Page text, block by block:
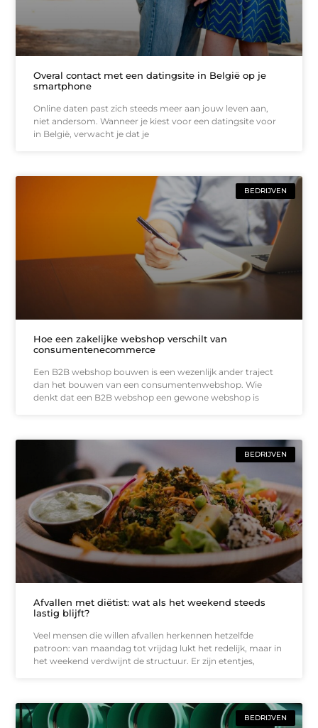
Overal contact met een datingsite in België op je
smartphone
Online daten past zich steeds meer aan jouw leven aan,
niet andersom. Wanneer je kiest voor een datingsite voor
in België, verwacht je dat je
BEDRIJVEN
Hoe een zakelijke webshop verschilt van
consumentenecommerce
Een B2B webshop bouwen is een wezenlijk ander traject
dan het bouwen van een consumentenwebshop. Wie
denkt dat een B2B webshop een gewone webshop is
BEDRIJVEN
Afvallen met diëtist: wat als het weekend steeds
lastig blijft?
Veel mensen die willen afvallen herkennen hetzelfde
patroon: van maandag tot vrijdag lukt het redelijk, maar in
het weekend verdwijnt de structuur. Er zijn etentjes,
BEDRIJVEN